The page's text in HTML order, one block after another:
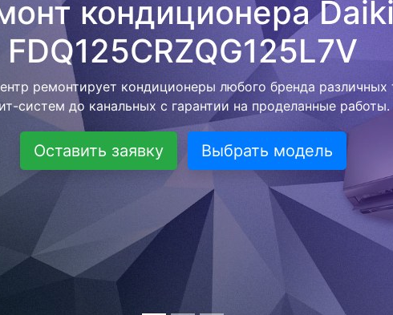
предлагает воспользоваться бесплатной услугой
клиенту сохранить время и свои деньги. Наш мастер
время по адресу, проводит диагностику, составляет
стоимостью на ремонт кондиционера и забирает его в
ремонта специалист привезет обратно Вам уже готовый
кондиционер.
Оставить заявку Выбрать модель